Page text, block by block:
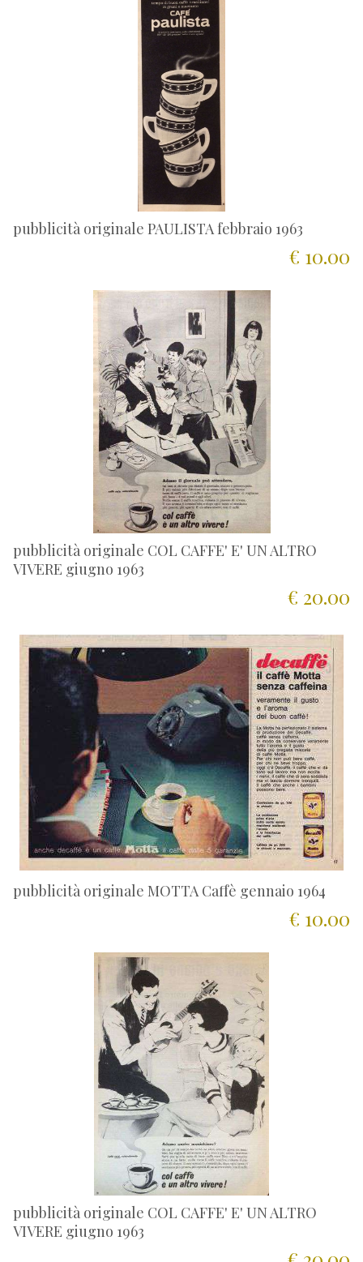
pubblicità originale PAULISTA febbraio 1963
€ 10.00
pubblicità originale COL CAFFE' E' UN ALTRO
VIVERE giugno 1963
€ 20.00
pubblicità originale MOTTA Caffè gennaio 1964
€ 10.00
pubblicità originale COL CAFFE' E' UN ALTRO
VIVERE giugno 1963